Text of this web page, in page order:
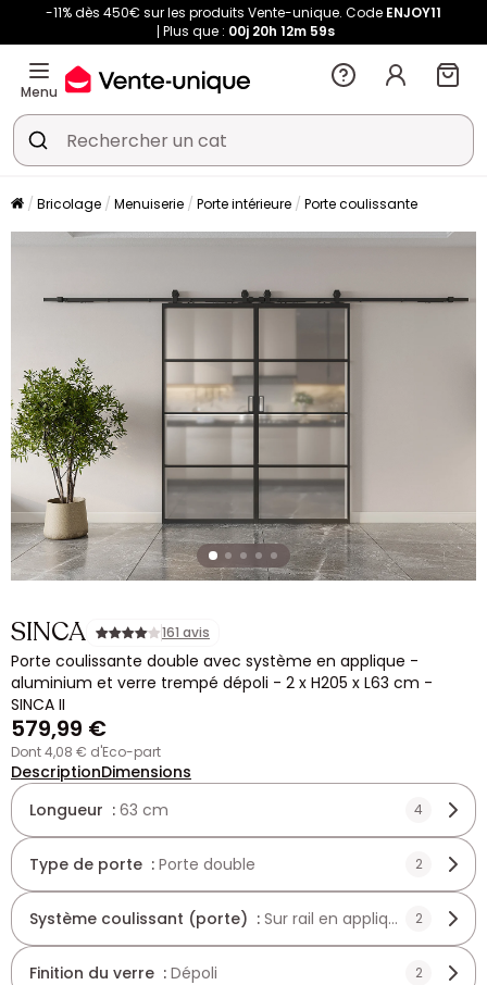
-11% dès 450€ sur les produits Vente-unique. Code ENJOY11
Plus que : 00j 20h 12m 57s
Menu
Bricolage Menuiserie Porte intérieure Porte coulissante
SINCA 161 avis
Porte coulissante double avec système en applique -
aluminium et verre trempé dépoli - 2 x H205 x L63 cm -
SINCA II
579,99 €
dont 4,08 € d'Eco-part
DescriptionDimensions
Longueur : 63 cm 4
Type de porte : Porte double 2
Système coulissant (porte) : Sur rail en applique 2
Finition du verre : Dépoli 2